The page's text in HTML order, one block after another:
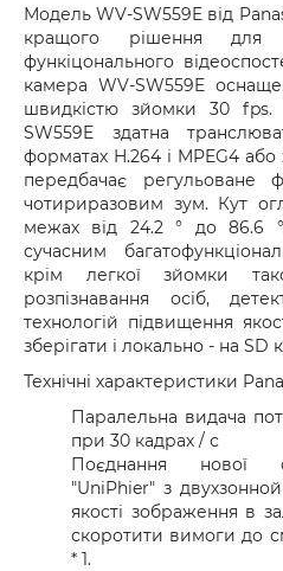
Модель WV-SW559E від
кращого рішення для
функіцонального
камера WV-SW559E
швидкістю зйомки 30 fps.
SW559E здатна
форматах H.264 і MPEG4
передбачає регульоване
чотириразовим зум. Кут
межах від 24.2 ° до 86.6
сучасним
крім легкої зйомки
розпізнавання осіб,
технологій підвищення
зберігати і локально - на SD
Технічні характеристики
Паралельна видача
при 30 кадрах / с
Поєднання нової
"UniPhier" з
якості зображення в
скоротити вимоги до
* 1.